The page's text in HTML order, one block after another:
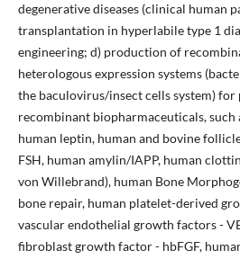
degenerative diseases (clinical human
transplantation in hyperlabile type 1
engineering; d) production of
heterologous expression systems
the baculovirus/insect cells system)
recombinant biopharmaceuticals, such
human leptin, human and bovine
FSH, human amylin/IAPP, human
von Willebrand), human Bone
bone repair, human platelet-derived
vascular endothelial growth factors -
fibroblast growth factor - hbFGF,